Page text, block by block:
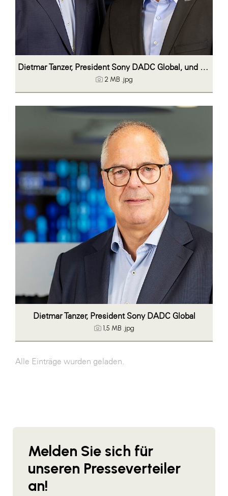
Dietmar Tanzer, President Sony DADC Global, und Markus Streibl, Senior Vice President Optical Elements
2 MB .jpg
Dietmar Tanzer, President Sony DADC Global
1,5 MB .jpg
Alle Einträge wurden geladen.
Melden Sie sich für
unseren Presseverteiler
an!